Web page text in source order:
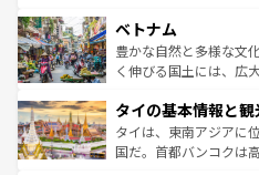
参照してほしい。
容にもいいと評判のス
が味わえる。
照してほしい。
き、地方に足を延ばせ
できる。そして、キム
まで、さまざまな韓国
リティに包まれながら
わっ
覧を参照してほしい。
ベトナム
豊かな自然と多様な文
く伸びる国土には、広
急速な発展と共に伝統
ーチミン市のフランス
醸し出している。また
タイの基本情報と
タイは、東南アジアに
国だ。首都バンコクは